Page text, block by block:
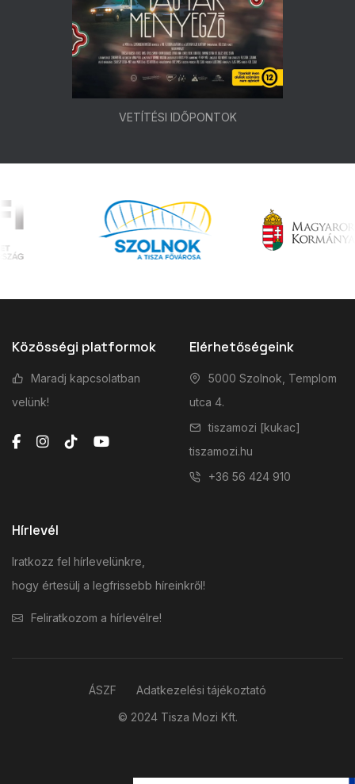
VETÍTÉSI IDŐPONTOK
Közösségi platformok
Maradj kapcsolatban
velünk!
Elérhetőségeink
5000 Szolnok, Templom
utca 4.
tiszamozi [kukac]
tiszamozi.hu
+36 56 424 910
Hírlevél
Iratkozz fel hírlevelünkre,
hogy értesülj a legfrissebb híreinkről!
Feliratkozom a hírlevélre!
© 2024 Tisza Mozi Kft.
ÁSZF Adatkezelési tájékoztató